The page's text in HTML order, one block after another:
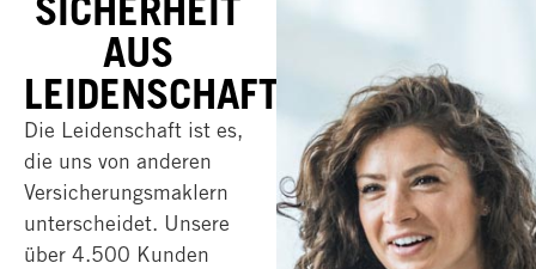
AUS
LEIDENSCHAFT
Die Leidenschaft ist es,
die uns von anderen
Versicherungsmaklern
unterscheidet. Unsere
über 4.500 Kunden